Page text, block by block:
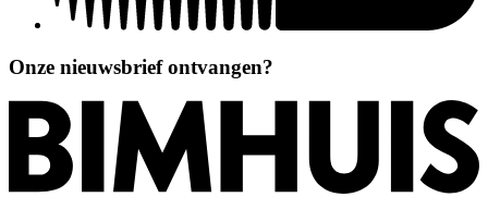
Onze nieuwsbrief ontvangen?